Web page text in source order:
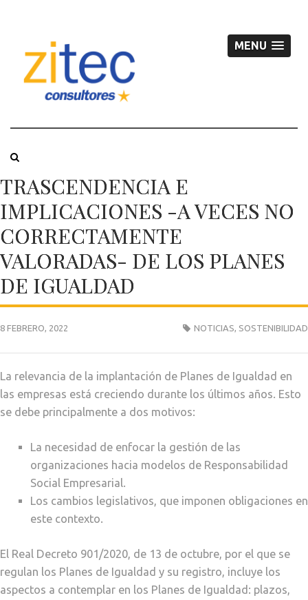
MENU
TRASCENDENCIA E
IMPLICACIONES -A VECES NO
CORRECTAMENTE
VALORADAS- DE LOS PLANES
DE IGUALDAD
8 FEBRERO, 2022 NOTICIAS, SOSTENIBILIDAD
La relevancia de la implantación de Planes de Igualdad en
las empresas está creciendo durante los últimos años. Esto
se debe principalmente a dos motivos:
La necesidad de enfocar la gestión de las
organizaciones hacia modelos de Responsabilidad
Social Empresarial.
Los cambios legislativos, que imponen obligaciones en
este contexto.
El Real Decreto 901/2020, de 13 de octubre, por el que se
regulan los Planes de Igualdad y su registro, incluye los
aspectos a contemplar en los Planes de Igualdad: plazos,